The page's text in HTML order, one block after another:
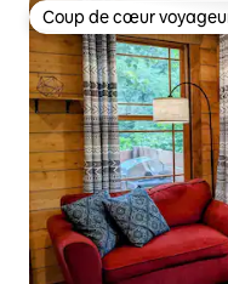
Coup de cœur
Coup de cœur